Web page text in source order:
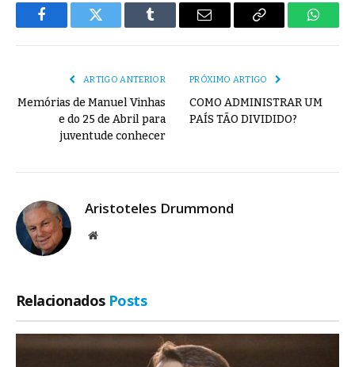
FacebookTwitter Tumblr
E-
Copiar
ARTIGO ANTERIOR
Memórias de Manuel Vinhas
e do 25 de Abril para
juventude conhecer
PRÓXIMO ARTIGO
COMO ADMINISTRAR UM
PAÍS TÃO DIVIDIDO?
Aristoteles Drummond
Site
Relacionados Posts